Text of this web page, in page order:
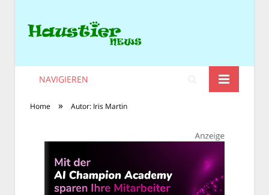
NAVIGIEREN
Home » Autor: Iris Martin